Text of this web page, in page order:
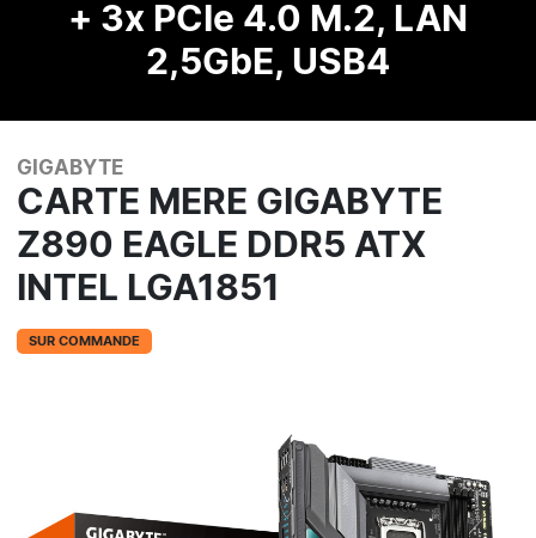
+ 3x PCIe 4.0 M.2, LAN
2,5GbE, USB4
GIGABYTE
CARTE MERE GIGABYTE
Z890 EAGLE DDR5 ATX
INTEL LGA1851
SUR COMMANDE